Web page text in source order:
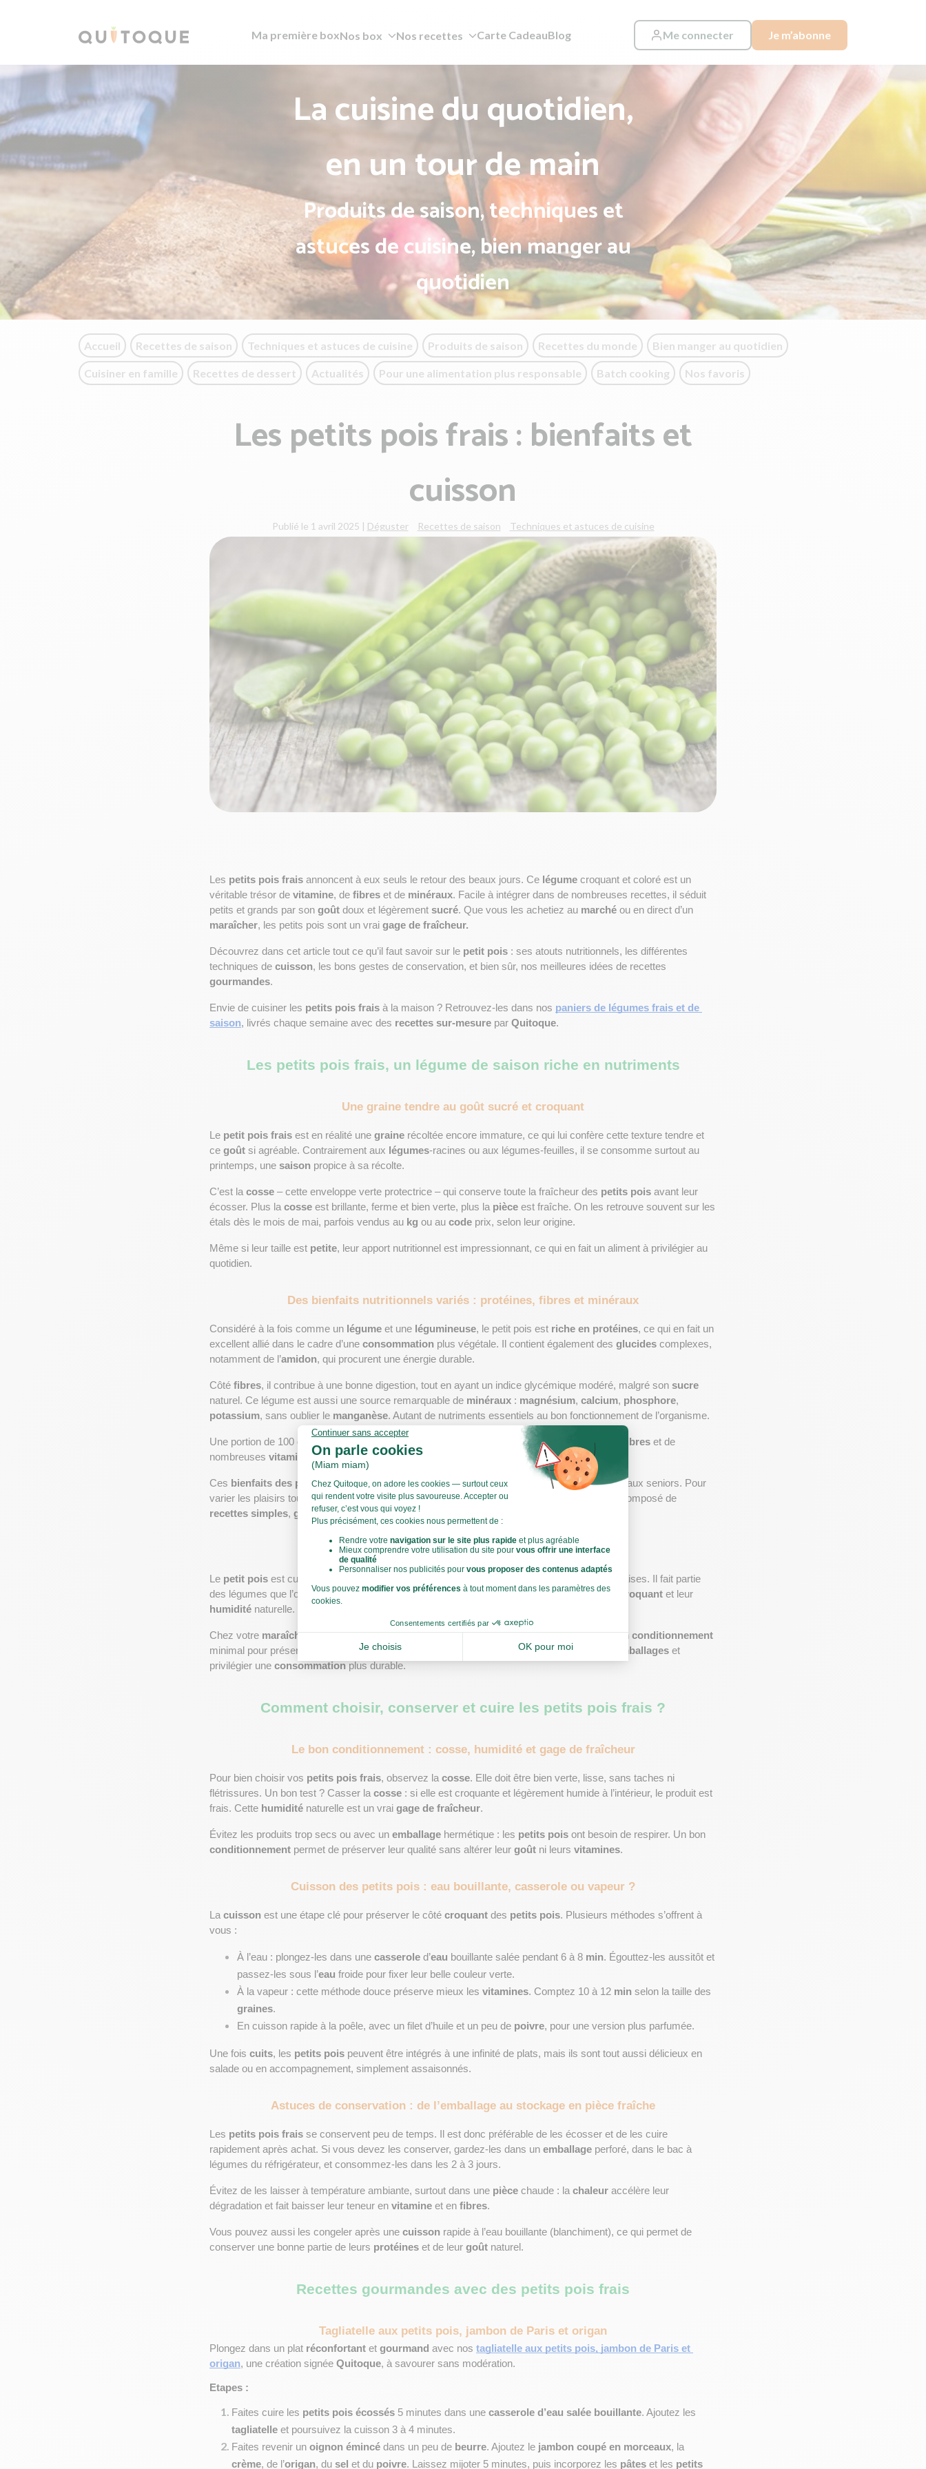
Ma première boxNos box Nos recettes Carte CadeauBlog Me connecter Je m’abonne
La cuisine du quotidien,
en un tour de main
Produits de saison, techniques et
astuces de cuisine, bien manger au
quotidien
Accueil Recettes de saison Techniques et astuces de cuisine Produits de saison Recettes du monde Bien manger au quotidien
Cuisiner en famille Recettes de dessert Actualités Pour une alimentation plus responsable Batch cooking Nos favoris
Les petits pois frais : bienfaits et
cuisson
Publié le 1 avril 2025 | Déguster Recettes de saison Techniques et astuces de cuisine
Les petits pois frais annoncent à eux seuls le retour des beaux jours. Ce légume croquant et coloré est un
véritable trésor de vitamine, de fibres et de minéraux. Facile à intégrer dans de nombreuses recettes, il séduit
petits et grands par son goût doux et légèrement sucré. Que vous les achetiez au marché
maraîcher, les petits pois sont un vrai gage de fraîcheur.
Découvrez dans cet article tout ce qu’il faut savoir sur le petit pois : ses atouts nutritionnels, les différentes
techniques de cuisson
gourmandes.
Envie de cuisiner les petits pois frais à la maison ? Retrouvez-les dans nos paniers de légumes frais et de
saison, livrés chaque semaine avec des recettes sur-mesure par Quitoque.
Les petits pois frais, un légume de saison riche en nutriments
Une graine tendre au goût sucré et croquant
Le petit pois frais est en réalité une graine récoltée encore immature, ce qui lui confère cette texture tendre et
ce goût si agréable. Contrairement aux légumes-racines ou aux légumes-feuilles, il se consomme surtout au
printemps, une saison propice à sa récolte.
C’est la cosse – cette enveloppe verte protectrice – qui conserve toute la fraîcheur des petits pois avant leur
écosser. Plus la cosse est brillante, ferme et bien verte, plus la pièce est fraîche. On les retrouve souvent sur les
étals dès le mois de mai, parfois vendus au kg ou au code prix, selon leur origine.
Même si leur taille est petite, leur apport nutritionnel est impressionnant, ce qui en fait un aliment à privilégier au
quotidien.
Des bienfaits nutritionnels variés : protéines, fibres et minéraux
Considéré à la fois comme un légume et une légumineuse, le petit pois est riche en protéines, ce qui en fait un
excellent allié dans le cadre d’une consommation plus végétale. Il contient également des glucides complexes,
notamment de l’amidon, qui procurent une énergie durable.
Côté fibres, il contribue à une bonne digestion, tout en ayant un indice glycémique modéré, malgré son sucre
naturel. Ce légume est aussi une source remarquable de minéraux : magnésium, calcium, phosphore
potassium, sans oublier le manganèse. Autant de nutriments essentiels au bon fonctionnement de l’organisme.
Une portion de 100 grammes contient environ 5 g de protéines , 6 g de fibres et de
nombreuses vitamines, notamment du groupe B, mais aussi C et K.
Ces bienfaits des petits pois en font un choix idéal pour toutes les générations, des enfants aux seniors. Pour
varier les plaisirs tout en mangeant sainement, découvrez le menu équilibré
recettes simples, gourmandes et adaptées à toute la famille.
Le petit pois dans l’agriculture et les circuits maraîchers
Le petit pois est cultivé en
raisonnée ou biologique dans plusieurs régions françaises. Il fait partie
des légumes que l’on récolte manuellement ou mécaniquement, en veillant à préserver leur
croquant
humidité naturelle.
Chez votre maraîcher, vous trouverez souvent des variétés locales, cueillies du jour, avec un conditionnement
minimal pour préserver le produit. L’achat en vrac est également possible, pour réduire les
emballages et
privilégier une consommation plus durable.
Comment choisir, conserver et cuire les petits pois frais ?
Le bon conditionnement : cosse, humidité et gage de fraîcheur
Pour bien choisir vos petits pois frais, observez la cosse. Elle doit être bien verte, lisse, sans taches ni
flétrissures. Un bon test ? Casser la cosse : si elle est croquante et légèrement humide à l’intérieur, le produit est
frais. Cette humidité naturelle est un vrai gage de fraîcheur.
Évitez les produits trop secs ou avec un emballage hermétique : les petits pois
conditionnement permet de préserver leur qualité sans altérer leur goût ni leurs vitamines.
Cuisson des petits pois : eau bouillante, casserole ou vapeur ?
La cuisson est une étape clé pour préserver le côté croquant des petits pois. Plusieurs méthodes s’offrent à
vous :
À l’eau : plongez-les dans une casserole d’eau bouillante salée pendant 6 à 8 min. Égouttez-les aussitôt et
passez-les sous l’eau froide pour fixer leur belle couleur verte.
À la vapeur : cette méthode douce préserve mieux les vitamines. Comptez 10 à 12 min
graines.
En cuisson rapide à la poêle, avec un filet d’huile et un peu de poivre, pour une version plus parfumée.
Une fois cuits, les petits pois peuvent être intégrés à une infinité de plats, mais ils sont tout aussi délicieux en
salade ou en accompagnement, simplement assaisonnés.
Astuces de conservation : de l’emballage au stockage en pièce fraîche
Les petits pois frais se conservent peu de temps. Il est donc préférable de les écosser et de les cuire
rapidement après achat. Si vous devez les conserver, gardez-les dans un emballage perforé, dans le bac à
légumes du réfrigérateur, et consommez-les dans les 2 à 3 jours.
Évitez de les laisser à température ambiante, surtout dans une pièce chaude : la chaleur accélère leur
dégradation et fait baisser leur teneur en vitamine et en fibres.
Vous pouvez aussi les congeler après une cuisson rapide à l’eau bouillante (blanchiment), ce qui permet de
conserver une bonne partie de leurs protéines et de leur goût naturel.
Recettes gourmandes avec des petits pois frais
Tagliatelle aux petits pois, jambon de Paris et origan
Plongez dans un plat réconfortant et gourmand avec nos tagliatelle aux petits pois, jambon de Paris et
origan, une création signée Quitoque, à savourer sans modération.
Etapes :
Faites cuire les petits pois écossés 5 minutes dans une casserole d’eau salée bouillante
tagliatelle et poursuivez la cuisson 3 à 4 minutes.
Faites revenir un oignon émincé dans un peu de beurre. Ajoutez le jambon coupé en morceaux
crème, de l’origan, du sel et du poivre. Laissez mijoter 5 minutes, puis incorporez les pâtes et les petits